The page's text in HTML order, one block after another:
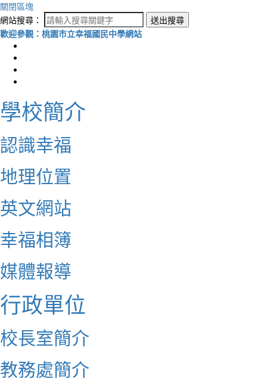
關閉區塊
網站搜尋：
送出搜尋
歡迎參觀：桃園市立幸福國民中學網站
學校簡介
認識幸福
地理位置
英文網站
幸福相簿
媒體報導
行政單位
校長室簡介
教務處簡介